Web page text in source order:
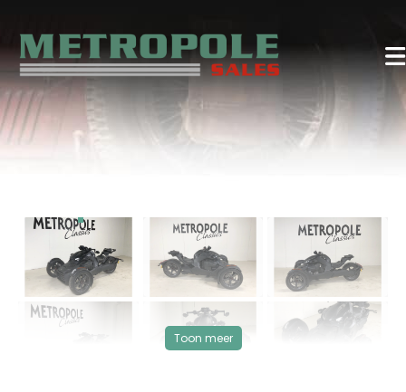
VERKOCHT
‹ ›
Toon meer